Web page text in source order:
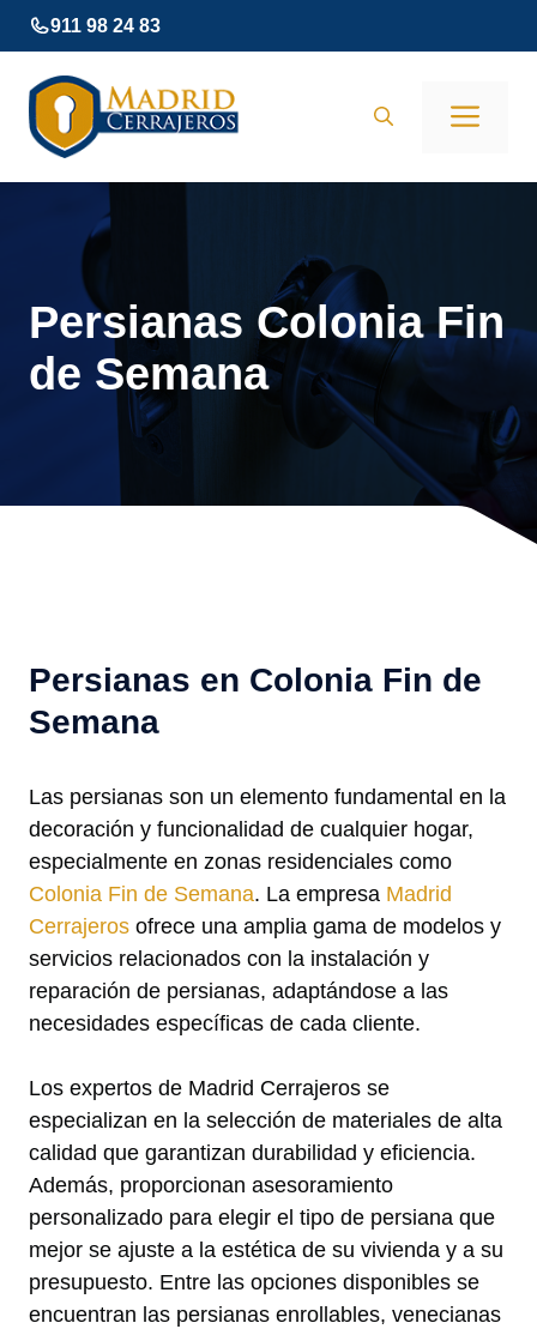
Saltar
al
contenido
911 98 24 83
Persianas Colonia Fin
de Semana
Persianas en Colonia Fin de
Semana
Las persianas son un elemento fundamental en la
decoración y funcionalidad de cualquier hogar,
especialmente en zonas residenciales como
Colonia Fin de Semana. La empresa Madrid
Cerrajeros ofrece una amplia gama de modelos y
servicios relacionados con la instalación y
reparación de persianas, adaptándose a las
necesidades específicas de cada cliente.
Los expertos de Madrid Cerrajeros se
especializan en la selección de materiales de alta
calidad que garantizan durabilidad y eficiencia.
Además, proporcionan asesoramiento
personalizado para elegir el tipo de persiana que
mejor se ajuste a la estética de su vivienda y a su
presupuesto. Entre las opciones disponibles se
encuentran las persianas enrollables, venecianas